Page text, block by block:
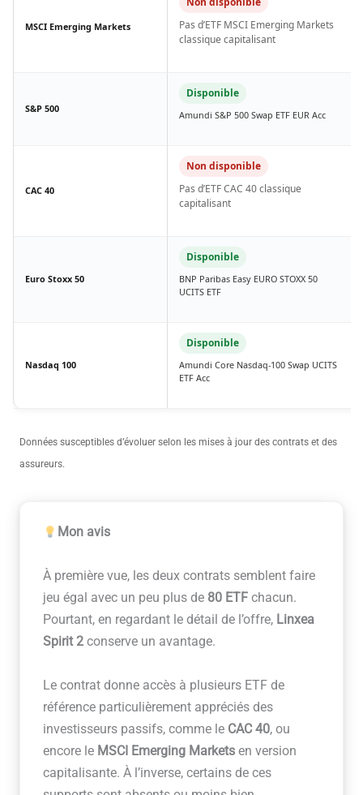
MSCI Emerging Markets
Pas d’ETF MSCI Emerging Markets
classique capitalisant
S&P 500
Disponible
Amundi S&P 500 Swap ETF EUR Acc
CAC 40
Non disponible
Pas d’ETF CAC 40 classique
capitalisant
Euro Stoxx 50
Disponible
BNP Paribas Easy EURO STOXX 50
UCITS ETF
Nasdaq 100
Disponible
Amundi Core Nasdaq-100 Swap UCITS
ETF Acc
Données susceptibles d’évoluer selon les mises à jour des contrats et des
assureurs.
Mon avis
À première vue, les deux contrats semblent faire
jeu égal avec un peu plus de 80 ETFchacun.
Pourtant, en regardant le détail de l’offre, Linxea
Spirit 2conserve un avantage.
Le contrat donne accès à plusieurs ETF de
référence particulièrement appréciés des
investisseurs passifs, comme le CAC 40, ou
encore le MSCI Emerging Marketsen version
capitalisante. À l’inverse, certains de ces